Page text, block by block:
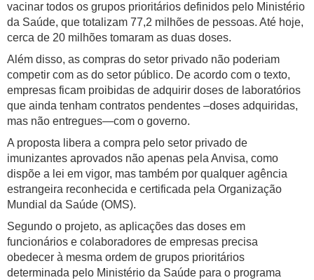
vacinar todos os grupos prioritários definidos pelo Ministério
da Saúde, que totalizam 77,2 milhões de pessoas. Até hoje,
cerca de 20 milhões tomaram as duas doses.
Além disso, as compras do setor privado não poderiam
competir com as do setor público. De acordo com o texto,
empresas ficam proibidas de adquirir doses de laboratórios
que ainda tenham contratos pendentes –doses adquiridas,
mas não entregues—com o governo.
A proposta libera a compra pelo setor privado de
imunizantes aprovados não apenas pela Anvisa, como
dispõe a lei em vigor, mas também por qualquer agência
estrangeira reconhecida e certificada pela Organização
Mundial da Saúde (OMS).
Segundo o projeto, as aplicações das doses em
funcionários e colaboradores de empresas precisa
obedecer à mesma ordem de grupos prioritários
determinada pelo Ministério da Saúde para o programa